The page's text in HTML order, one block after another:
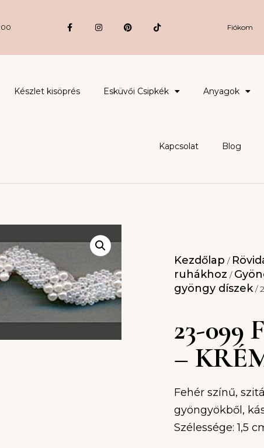
Fiókom
Készlet kisöprés Esküvői Csipkék Anyagok
Kapcsolat Blog
Kezdőlap /
ruhákhoz /
gyöngy díszek/
23-099
–
Fehér színű,
gyöngyökből,
Szélessége: 1,5